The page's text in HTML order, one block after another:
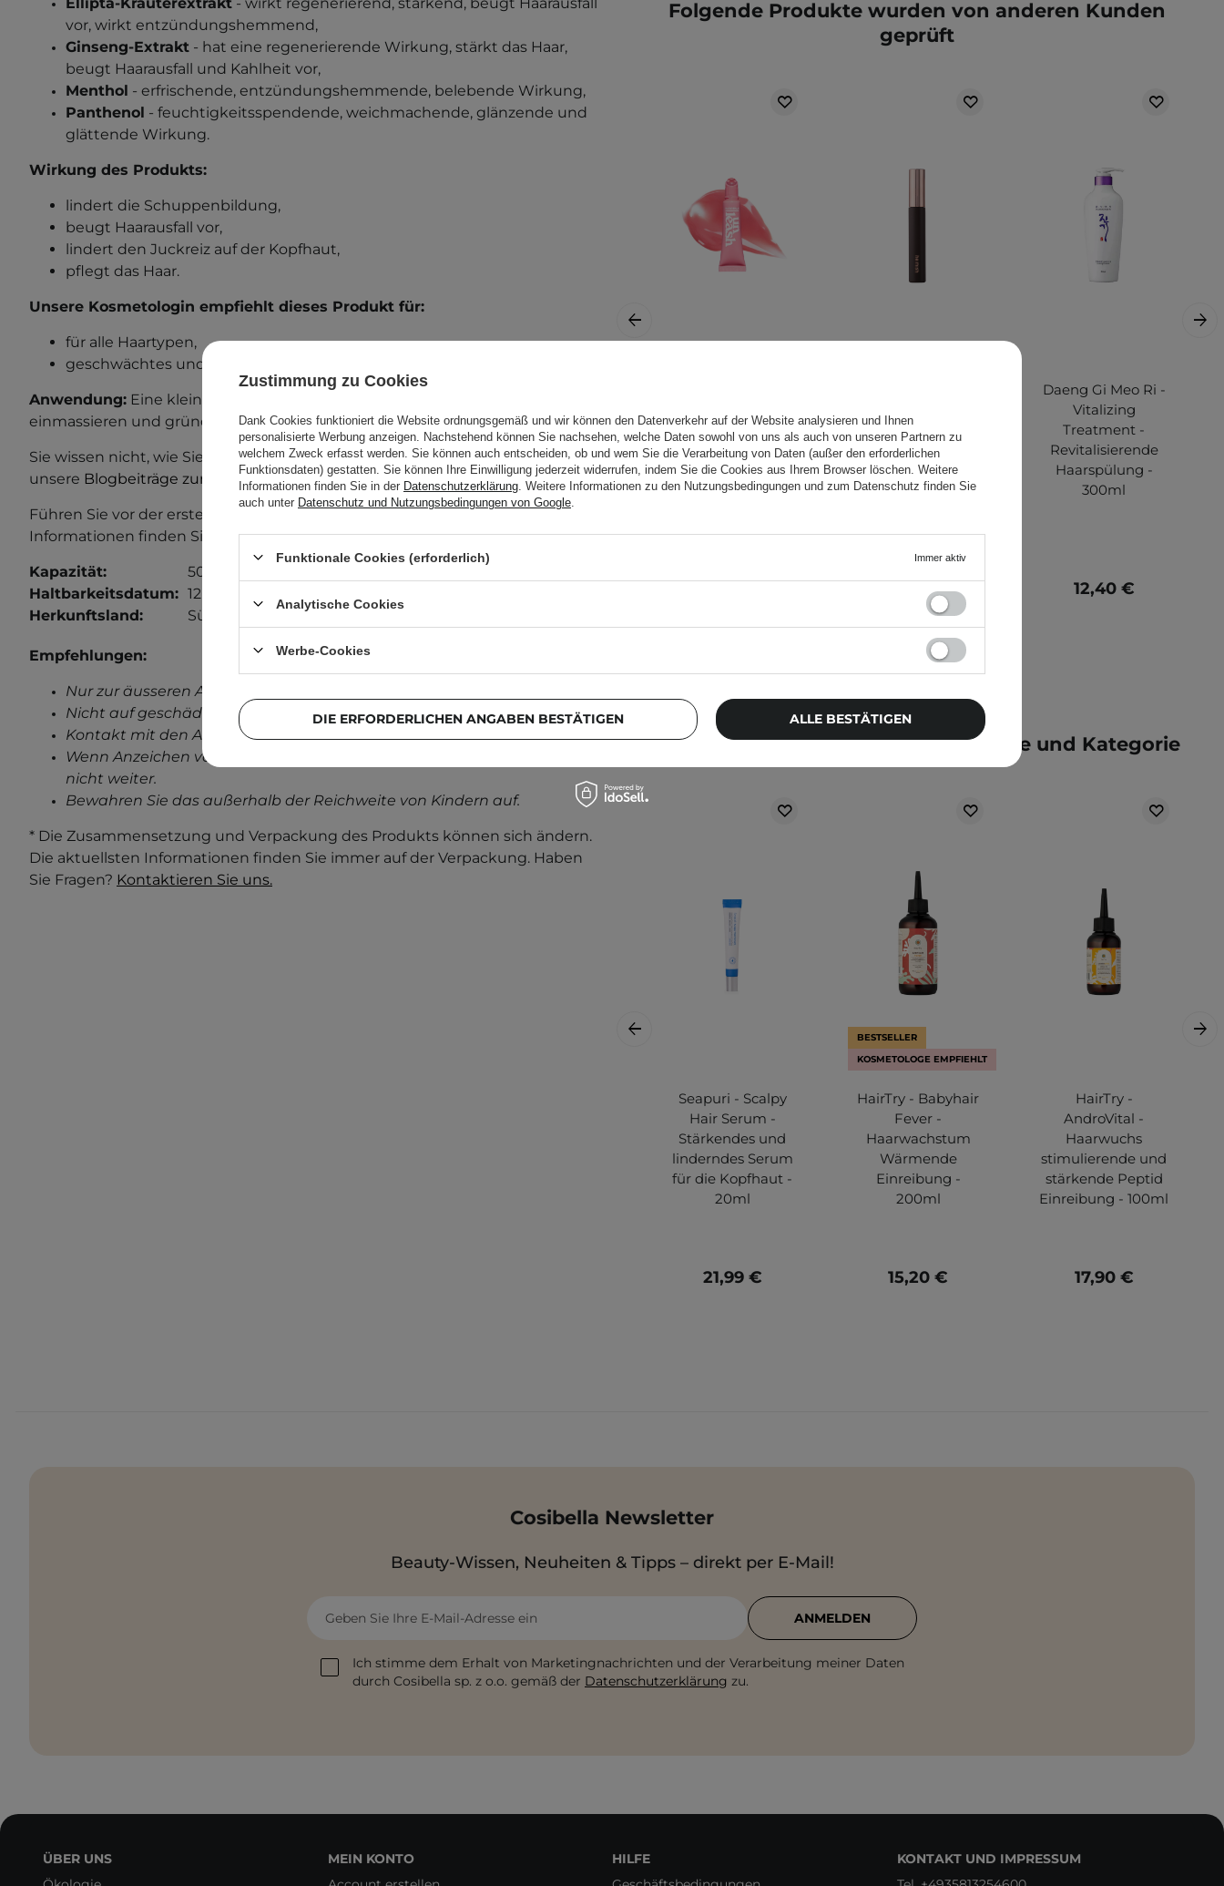
vor, wirkt entzündungshemmend,
Ginseng-Extrakt - hat eine regenerierende Wirkung, stärkt das Haar,
beugt Haarausfall und Kahlheit vor,
Menthol - erfrischende, entzündungshemmende, belebende Wirkung,
Panthenol - feuchtigkeitsspendende, weichmachende, glänzende und
glättende Wirkung.
Wirkung des Produkts:
lindert die Schuppenbildung,
beugt Haarausfall vor,
lindert den Juckreiz auf der Kopfhaut,
pflegt das Haar.
Unsere Kosmetologin empfiehlt dieses Produkt für:
für alle Haartypen,
geschwächtes und zu Haarausfall neigendes Haar.
Anwendung: Eine kleine Menge des Shampoos auf die nasse Kopfhaut
einmassieren und gründlich mit Wasser ausspülen. Bei Bedarf wiederholen.
Sie wissen nicht, wie Sie Ihr Haar pflegen sollen? Lesen Sie
unsere Blogbeiträge zur Haarpflege!
Führen Sie vor der ersten Anwendung einen Allergietest durch. Weitere
Informationen finden Sie in unserem Beitrag zum Allergietest.
Kapazität:
500 ml
Haltbarkeitsdatum: 12 Monate von der Öffnung.
Herkunftsland:
Südkorea.
Empfehlungen:
Nur zur äusseren Anwendung.
Nicht auf geschädigter Haut anwenden.
Kontakt mit den Augen vermeiden.
Wenn Anzeichen von Reizungen auftreten, verwenden Sie das Produkt
nicht weiter.
Bewahren Sie das außerhalb der Reichweite von Kindern auf.
* Die Zusammensetzung und Verpackung des Produkts können sich ändern.
Die aktuellsten Informationen finden Sie immer auf der Verpackung. Haben
Sie Fragen? Kontaktieren Sie uns.
Folgende Produkte wurden von anderen Kunden
geprüft
- Lip Gloss - Nr.1
Malibu - 10g
9,99 €
Curling Brown
Mascara - Braune
kräuselnde
Wimperntusche -
8,70 €
Daeng Gi Meo Ri -
Vitalizing
Treatment -
Revitalisierende
Haarspülung -
300ml
12,40 €
Weitere Produkte der gleichen Marke und Kategorie
Seapuri - Scalpy
Hair Serum -
Stärkendes und
linderndes Serum
für die Kopfhaut -
20ml
21,99 €
BESTSELLER
KOSMETOLOGE EMPFIEHLT
HairTry - Babyhair
Fever -
Haarwachstum
Wärmende
Einreibung -
200ml
15,20 €
HairTry -
AndroVital -
Haarwuchs
stimulierende und
stärkende Peptid
Einreibung - 100ml
17,90 €
Cosibella Newsletter
Beauty-Wissen, Neuheiten & Tipps – direkt per E-Mail!
Geben Sie Ihre E-Mail-Adresse ein
Ich stimme dem Erhalt von Marketingnachrichten und der Verarbeitung meiner Daten
durch Cosibella sp. z o.o. gemäß der Datenschutzerklärung zu.
ANMELDEN
ÜBER UNS
MEIN KONTO
HILFE
KONTAKT UND IMPRESSUM
Zustimmung zu Cookies
Dank Cookies funktioniert die Website ordnungsgemäß und wir können den Datenverkehr auf der Website analysieren und Ihnen
personalisierte Werbung anzeigen. Nachstehend können Sie nachsehen, welche Daten sowohl von uns als auch von unseren Partnern zu
welchem Zweck erfasst werden. Sie können auch entscheiden, ob und wem Sie die Verarbeitung von Daten (außer den erforderlichen
Funktionsdaten) gestatten. Sie können Ihre Einwilligung jederzeit widerrufen, indem Sie die Cookies aus Ihrem Browser löschen. Weitere
Informationen finden Sie in der Datenschutzerklärung . Weitere Informationen zu den Nutzungsbedingungen und zum Datenschutz finden Sie
auch unter Datenschutz und Nutzungsbedingungen von Google
Funktionale Cookies (erforderlich) Immer aktiv
Analytische Cookies
Werbe-Cookies
DIE ERFORDERLICHEN ANGABEN BESTÄTIGEN ALLE BESTÄTIGEN